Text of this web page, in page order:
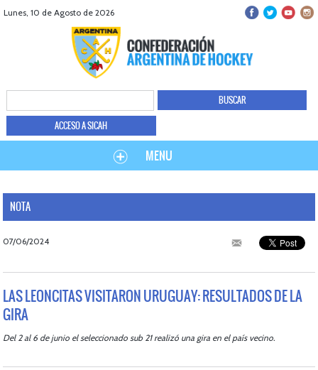
Lunes, 10 de Agosto de 2026
ACCESO A SICAH
MENU
NOTA
07/06/2024
LAS LEONCITAS VISITARON URUGUAY: RESULTADOS DE LA
GIRA
Del 2 al 6 de junio el seleccionado sub 21 realizó una gira en el país vecino.